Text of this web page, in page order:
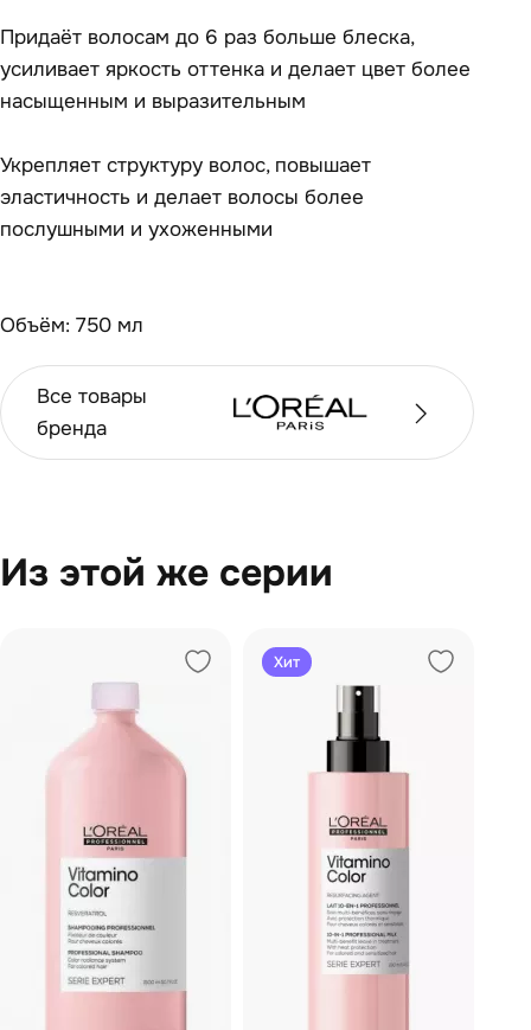
Придаёт волосам до 6 раз больше блеска,
усиливает яркость оттенка и делает цвет более
насыщенным и выразительным
Укрепляет структуру волос, повышает
эластичность и делает волосы более
послушными и ухоженными
Объём: 750 мл
Все товары
бренда
Из этой же серии
Хит